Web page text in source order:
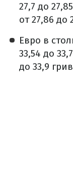
27,7 до
от 27,86 до
Евро в
33,54 до
до 33,9